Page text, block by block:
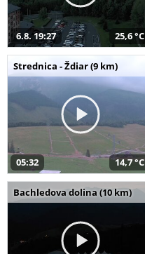
6.8. 19:27 25,6 °C
Strednica - Ždiar (9 km)
05:32 14,7 °C
Bachledova dolina (10 km)